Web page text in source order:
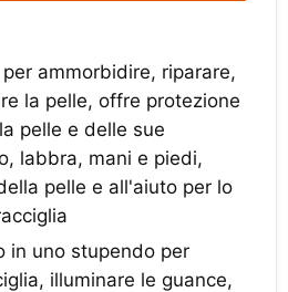
ammorbidire, riparare,
la pelle, offre protezione
pelle e delle sue
labbra, mani e piedi,
pelle e all'aiuto per lo
in uno stupendo per
illuminare le guance,